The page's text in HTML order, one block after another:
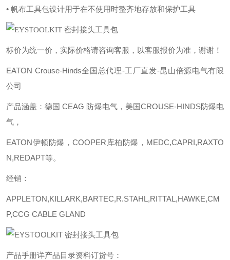
• 帆布工具包设计用于在不使用时整齐地存放和保护工具
标价为统一价，实际价格请咨询客服，以客服报价为准，谢谢！
EATON Crouse-Hinds全国总代理-工厂直发-昆山倍源电气有限
公司
产品涵盖：德国 CEAG 防爆电气，美国CROUSE-HINDS防爆电
气，
EATON伊顿防爆，COOPER库柏防爆，MEDC,CAPRI,RAXTO
N,REDAPT等。
经销：
APPLETON,KILLARK,BARTEC,R.STAHL,RITTAL,HAWKE,CM
P,CCG CABLE GLAND
产品手册详产品目录资料订货号：